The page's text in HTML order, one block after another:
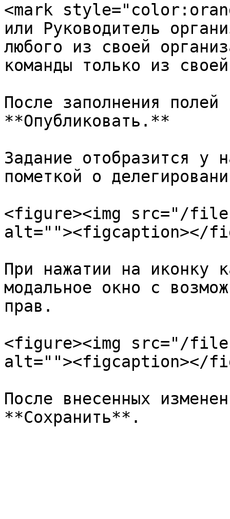
<mark
или Руководитель
любого из своей
команды только из
После заполнения полей
**Опубликовать.**
Задание отобразится у
пометкой о
<figure><img src="/files/
alt=""><figcaption></
При нажатии на иконку
модальное окно с
прав.
<figure><img src="/files/
alt=""><figcaption></
После внесенных